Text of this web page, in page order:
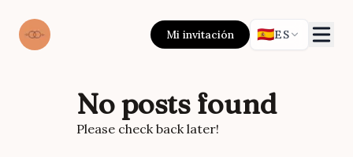
Mi invitación 🇪🇸ES
No posts found
Please check back later!